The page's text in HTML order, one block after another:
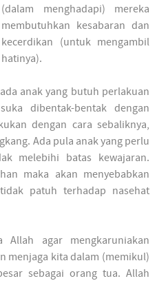
(dalam menghadapi) mereka
membutuhkan kesabaran dan
kecerdikan (untuk mengambil
hatinya).
anak yang butuh perlakuan
dibentak-bentak dengan
dengan cara sebaliknya,
Ada pula anak yang perlu
melebihi batas kewajaran.
maka akan menyebabkan
patuh terhadap nasehat
Allah agar mengkaruniakan
menjaga kita dalam (memikul)
sebagai orang tua. Allah